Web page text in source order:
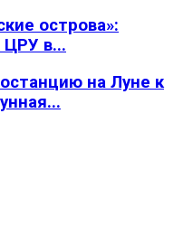
острова»:
ЦРУ в...
на Луне к